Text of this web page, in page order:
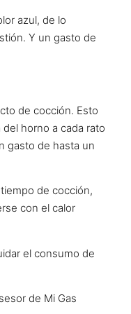
azul, de lo
Y un gasto de
de cocción. Esto
horno a cada rato
gasto de hasta un
de cocción,
con el calor
el consumo de
de Mi Gas